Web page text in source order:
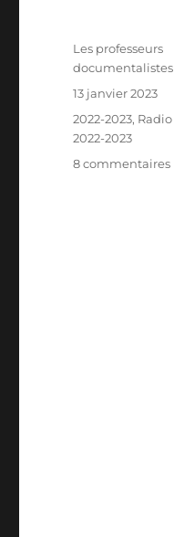
Auteur
Les professeurs
documentalistes
Publié
13 janvier 2023
Catégories
2022-2023,
2022-2023
8 commentaires